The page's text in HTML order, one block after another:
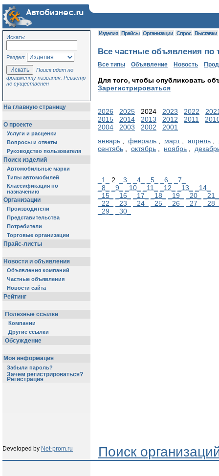
Искать:
Раздел:
Поиск идет по
фрагменту названия. Регистр
не существенен
На главную страницу
О проекте
Услуги и расценки
Вопросы и ответы
Руководство пользователя
Поиск изделий
Автомобильные марки
Типы автомобилей
Классификация по
назначению
Организации
Производители
Представительства
Потребители
Торговые организации
Прайс-листы
Новости и объявления
Объявления компаний
Частные объявления
Новости сайта
Рейтинг
Полезные ссылки
Компании
Другие ссылки
Обсуждение
Моя информация
Забыли пароль?
Зачем регистрироваться?
Регистрация
Изделия Прайсы Организации Спрос Выставки
Все частные объявления по
Все типы Объявление Новость
Для того, чтобы опубликовать
Зарегистрироваться
2026 2025 2024 2023 2022
2015
2014 2013 2012 2011
2004
2003 2002
2001
январь , февраль , март, апрель ,
сентябь , октябрь , ноябрь ,
_1_ 2 _3_ _4_ _5_ _6_
_7_
_8_
_9_ _10_ _11_ _12_ _13_
_14_
_15_
_16_ _17_ _18_ _19_ _20_
_21_
_22_
_23_ _24_ _25_ _26_ _27_
_28_
_29_
_30_
Developed by Net-prom.ru Поиск